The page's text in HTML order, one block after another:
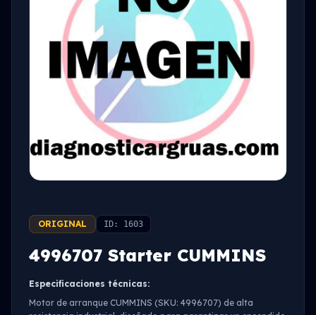
ORIGINAL ID: 1603
4996707 Starter CUMMINS
Especificaciones técnicas:
Motor de arranque CUMMINS (SKU: 4996707) de alta